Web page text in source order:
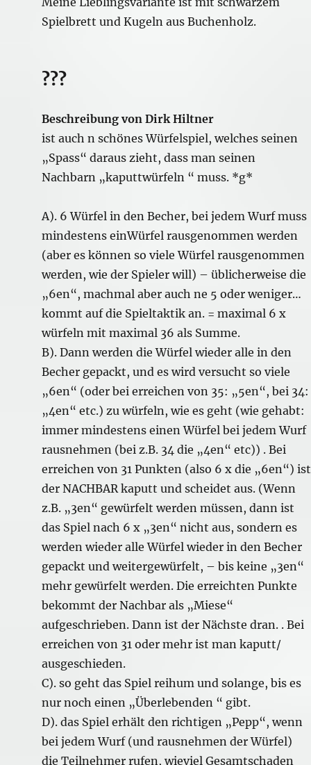
Spielbrett und Kugeln aus Buchenholz.
???
Beschreibung von Dirk Hiltner
ist auch n schönes Würfelspiel, welches seinen
„Spass“ daraus zieht, dass man seinen
Nachbarn „kaputtwürfeln “ muss. *g*
A). 6 Würfel in den Becher, bei jedem Wurf muss
mindestens einWürfel rausgenommen werden
(aber es können so viele Würfel rausgenommen
werden, wie der Spieler will) – üblicherweise die
„6en“, machmal aber auch ne 5 oder weniger…
kommt auf die Spieltaktik an. = maximal 6 x
würfeln mit maximal 36 als Summe.
B). Dann werden die Würfel wieder alle in den
Becher gepackt, und es wird versucht so viele
„6en“ (oder bei erreichen von 35: „5en“, bei 34:
„4en“ etc.) zu würfeln, wie es geht (wie gehabt:
immer mindestens einen Würfel bei jedem Wurf
rausnehmen (bei z.B. 34 die „4en“ etc)) . Bei
erreichen von 31 Punkten (also 6 x die „6en“) ist
der NACHBAR kaputt und scheidet aus. (Wenn
z.B. „3en“ gewürfelt werden müssen, dann ist
das Spiel nach 6 x „3en“ nicht aus, sondern es
werden wieder alle Würfel wieder in den Becher
gepackt und weitergewürfelt, – bis keine „3en“
mehr gewürfelt werden. Die erreichten Punkte
bekommt der Nachbar als „Miese“
aufgeschrieben. Dann ist der Nächste dran. . Bei
erreichen von 31 oder mehr ist man kaputt/
ausgeschieden.
C). so geht das Spiel reihum und solange, bis es
nur noch einen „Überlebenden “ gibt.
D). das Spiel erhält den richtigen „Pepp“, wenn
bei jedem Wurf (und rausnehmen der Würfel)
die Teilnehmer rufen, wieviel Gesamtschaden